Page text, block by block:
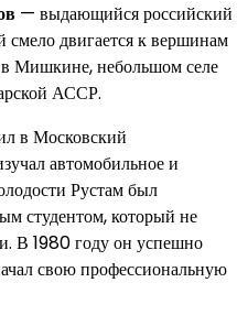
— выдающийся российский
смело двигается к вершинам
в Мишкине, небольшом селе
АССР.
в Московский
автомобильное и
Рустам был
студентом, который не
В 1980 году он успешно
свою профессиональную